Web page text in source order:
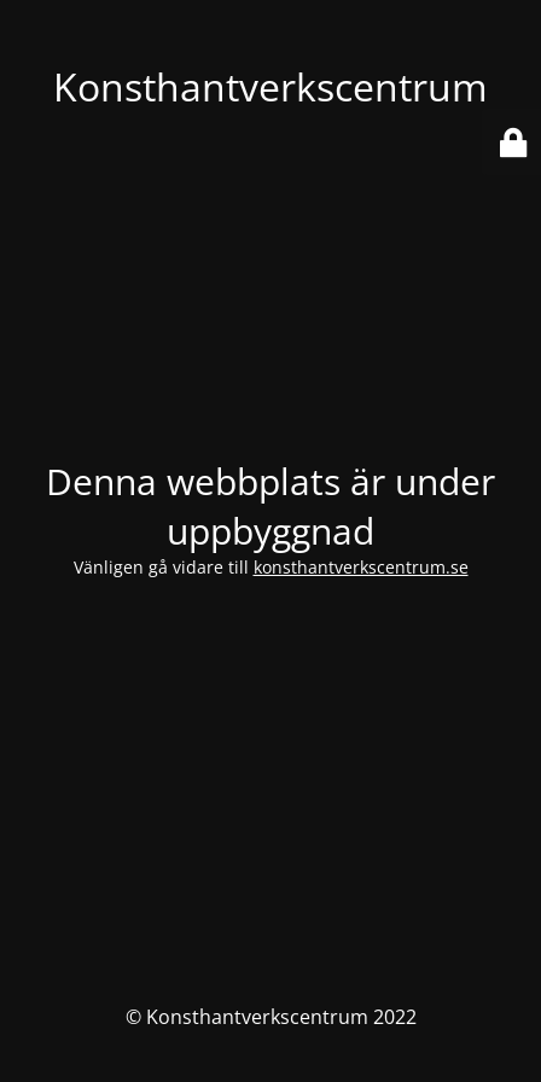
Konsthantverkscentrum
Denna webbplats är under
uppbyggnad
Vänligen gå vidare till konsthantverkscentrum.se
© Konsthantverkscentrum 2022